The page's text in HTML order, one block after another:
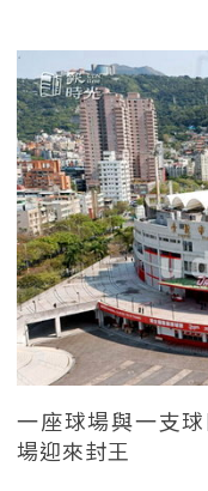
一座球場與一支
場迎來封王